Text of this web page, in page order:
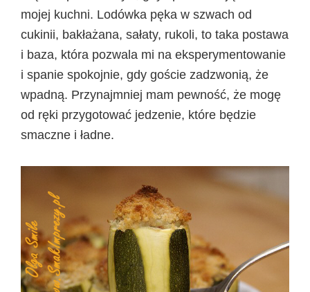
mojej kuchni. Lodówka pęka w szwach od
cukinii, bakłażana, sałaty, rukoli, to taka postawa
i baza, która pozwala mi na eksperymentowanie
i spanie spokojnie, gdy goście zadzwonią, że
wpadną. Przynajmniej mam pewność, że mogę
od ręki przygotować jedzenie, które będzie
smaczne i ładne.